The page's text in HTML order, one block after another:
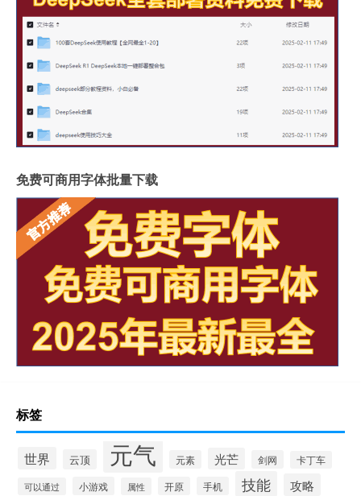
免费可商用字体批量下载
标签
世界 云顶 元气 元素 光芒 剑网 卡丁车
可以通过 小游戏 属性 开原 手机 技能 攻略